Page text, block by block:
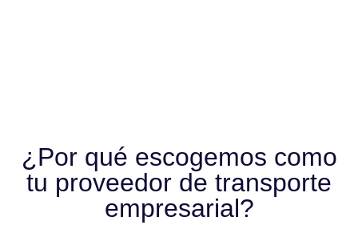
¿Por qué escogemos como
tu proveedor de transporte
empresarial?